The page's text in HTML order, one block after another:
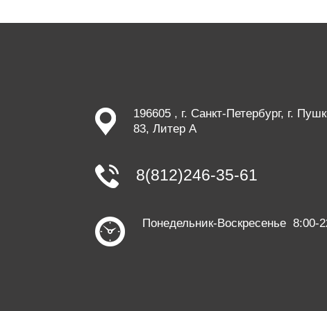
196605 , г. Санкт-Петербург, г.
83, Литер А
8(812)246-35-61
Понедельник-Воскресенье 8:00-